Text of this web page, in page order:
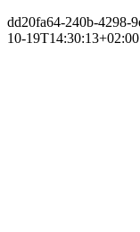
dd20fa64-240b-4298-
10-19T14:30:13+02:00